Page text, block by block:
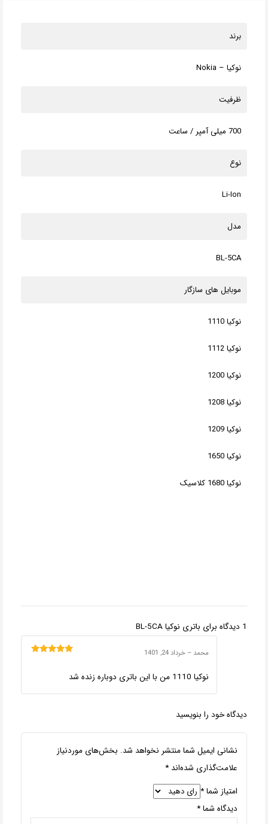
برند
نوکیا – Nokia
ظرفیت
700 میلی آمپر / ساعت
نوع
Li-Ion
مدل
BL-5CA
موبایل های سازگار
نوکیا 1110
نوکیا 1112
نوکیا 1200
نوکیا 1208
نوکیا 1209
نوکیا 1650
نوکیا 1680 کلاسیک
1 دیدگاه برای باتری نوکیا BL-5CA
محمد– خرداد 24, 1401
نوکیا 1110 من با این باتری دوباره زنده شد
دیدگاه خود را بنویسید
نشانی ایمیل شما منتشر نخواهد شد. بخش‌های موردنیاز
علامت‌گذاری شده‌اند *
امتیاز شما*
دیدگاه شما*